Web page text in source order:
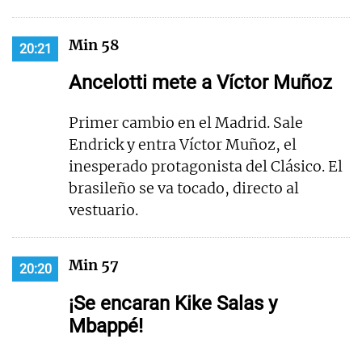
20:21 Min 58
Ancelotti mete a Víctor Muñoz
Primer cambio en el Madrid. Sale
Endrick y entra Víctor Muñoz, el
inesperado protagonista del Clásico. El
brasileño se va tocado, directo al
vestuario.
20:20 Min 57
¡Se encaran Kike Salas y
Mbappé!